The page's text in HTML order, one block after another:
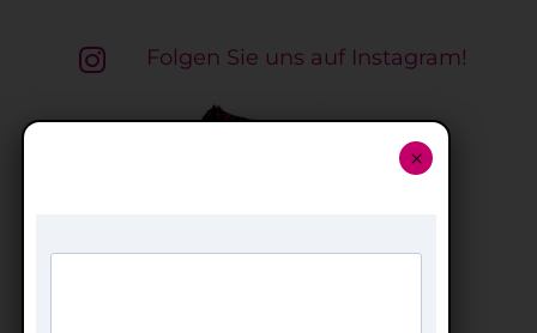
 Folgen Sie uns auf Instagram!
×